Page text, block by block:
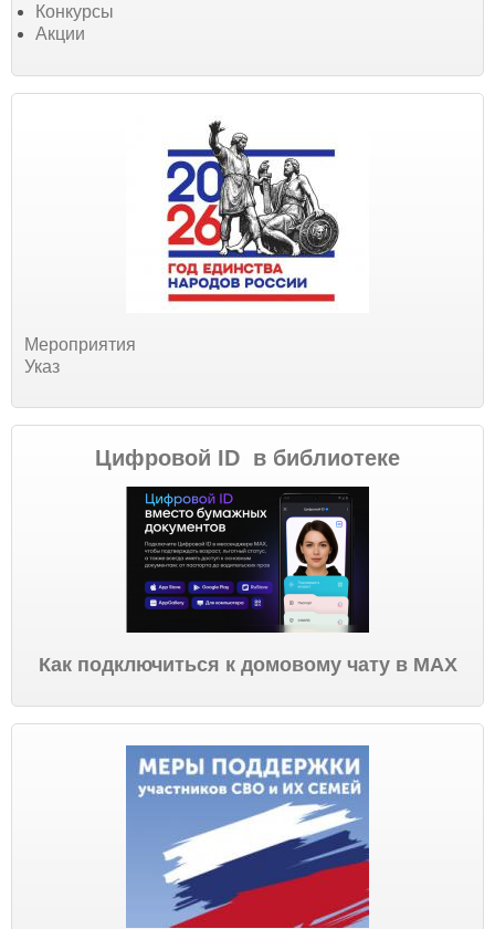
Конкурсы
Акции
Мероприятия
Указ
Цифровой ID в библиотеке
Как подключиться к домовому чату в МАХ